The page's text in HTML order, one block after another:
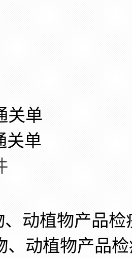
关单
关单
、动植物产品检
、动植物产品